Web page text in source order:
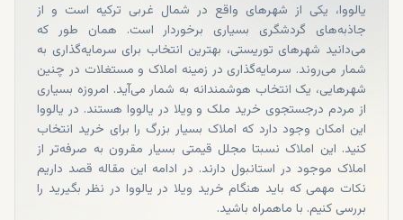
یالووا، یکی از شهرهای واقع در شمال غربی ترکیه است و از
جاذبه‌های گردشگری بسیاری برخوردار است. همان طور که
می‌دانید شهرهای توریستی، بهترین انتخاب برای سرمایه‌گذاری به
شمار می‌روند. سرمایه‌گذاری در زمینه املاک و مستغلات در چنین
شهرهایی، یک انتخاب هوشمندانه به شمار می‌آید. امروزه بسیاری
از مردم درجستجوی خرید ملک و ویلا در یالووا هستند. در یالووا
این امکان وجود دارد که املاک بسیار بزرگ را برای خرید انتخاب
کنید. این املاک نسبتا مجلل قیمتی بسیار مقرون به صرفه‌تر از
املاک موجود در استانبول دارند. در ادامه این مقاله قصد داریم
نکات مهمی که باید هنگام خرید ویلا در یالووا در نظر بگیرید را
بررسی کنیم. با ماهمراه باشید.